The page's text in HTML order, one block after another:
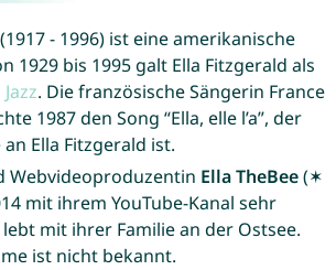
(1917 - 1996) ist eine amerikanische
1929 bis 1995 galt Ella Fitzgerald als
Jazz. Die französische Sängerin France
1987 den Song “Ella, elle l’a”, der
Ella Fitzgerald ist.
Webvideoproduzentin Ella TheBee(✶
mit ihrem YouTube-Kanal sehr
mit ihrer Familie an der Ostsee.
ist nicht bekannt.